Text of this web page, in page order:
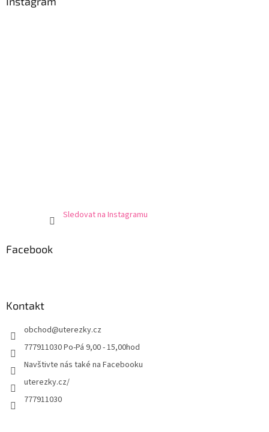
Sledovat na Instagramu
Facebook
Kontakt
obchod@uterezky.cz
777911030 Po-Pá 9,00 - 15,00hod
Navštivte nás také na Facebooku
uterezky.cz/
777911030